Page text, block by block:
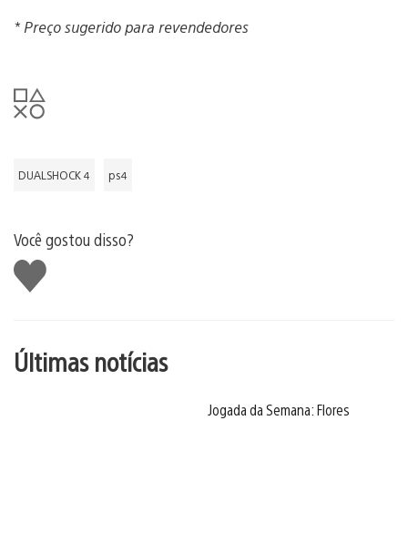
* Preço sugerido para revendedores
DUALSHOCK 4 ps4
Você gostou disso?
Curtir
Últimas notícias
Jogada da Semana: Flores